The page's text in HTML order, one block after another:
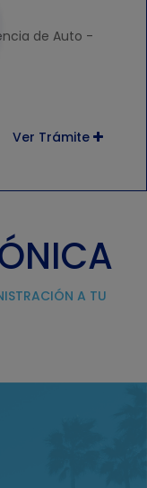
de Auto -
Ver Trámite
A TU